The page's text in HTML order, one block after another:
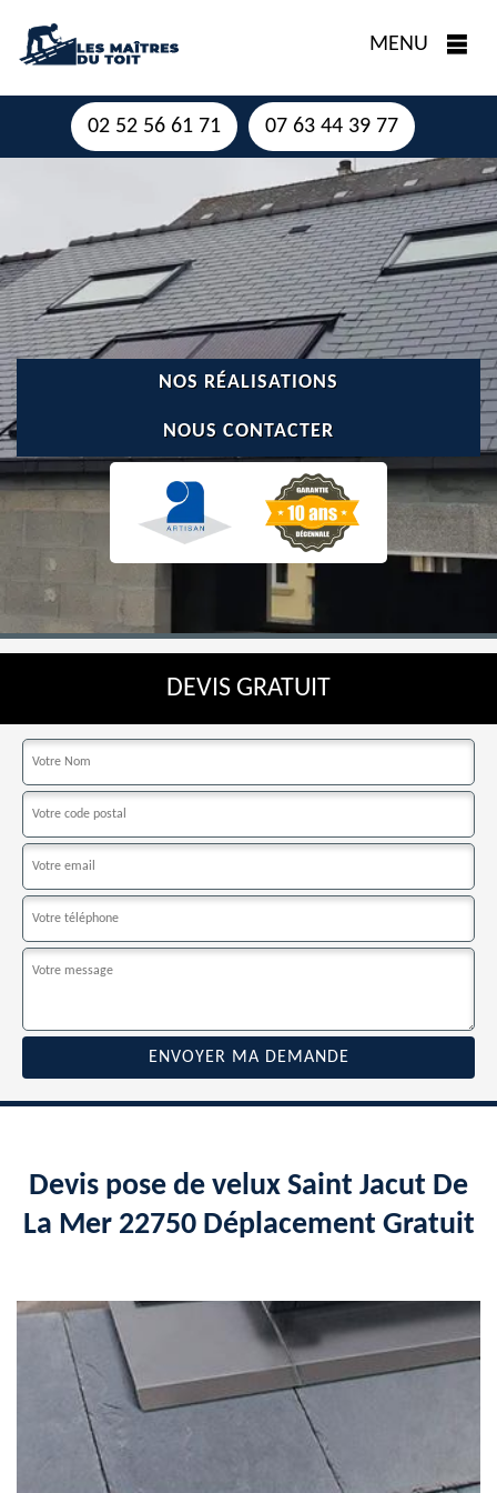
MENU
02 52 56 61 71 07 63 44 39 77
NOS RÉALISATIONS
NOUS CONTACTER
DEVIS GRATUIT
Devis pose de velux Saint Jacut De
La Mer 22750 Déplacement Gratuit